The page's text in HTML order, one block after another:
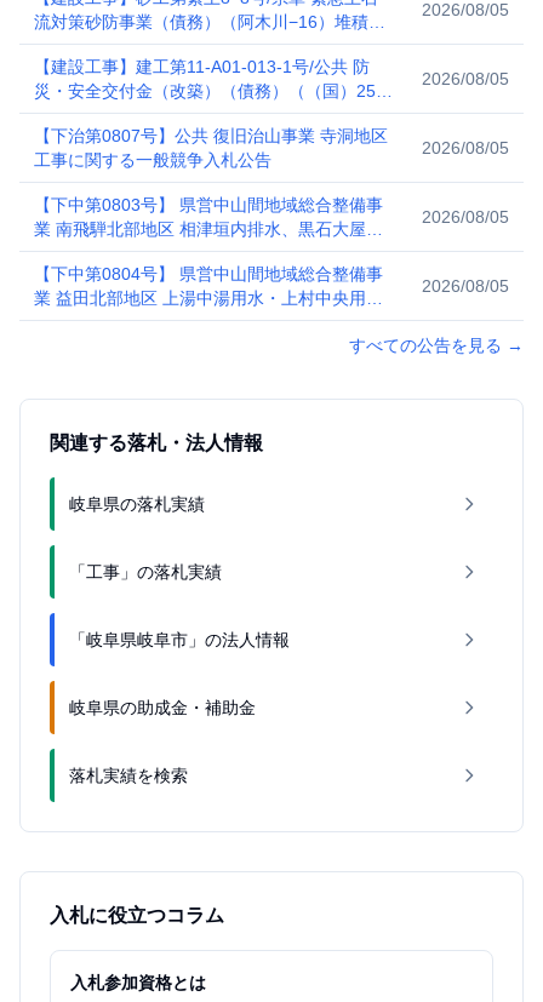
流対策砂防事業（債務）（阿木川−16）堆積土
砂撤去工事に関する一般競争入札公告
2026/08/05
【建設工事】建工第11-A01-013-1号/公共 防
災・安全交付金（改築）（債務）（（国）256
号）橋梁下部工（A1）工事に関する一般競争
入札公告
2026/08/05
【下治第0807号】公共 復旧治山事業 寺洞地区
工事に関する一般競争入札公告
2026/08/05
【下中第0803号】 県営中山間地域総合整備事
業 南飛騨北部地区 相津垣内排水、黒石大屋用
水工事 に関する一般競争入札公告
2026/08/05
【下中第0804号】 県営中山間地域総合整備事
業 益田北部地区 上湯中湯用水・上村中央用水
工事 に関する一般競争入札公告
2026/08/05
すべての公告を見る →
関連する落札・法人情報
岐阜県の落札実績
「工事」の落札実績
「岐阜県岐阜市」の法人情報
岐阜県の助成金・補助金
落札実績を検索
入札に役立つコラム
入札参加資格とは